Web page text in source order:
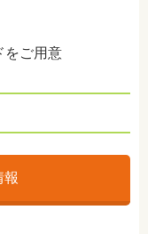
をご用意
報